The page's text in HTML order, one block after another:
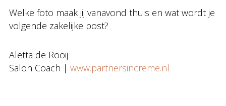
Welke foto maak jij vanavond thuis en wat wordt je
volgende zakelijke post?
Aletta de Rooij
Salon Coach | www.partnersincreme.nl